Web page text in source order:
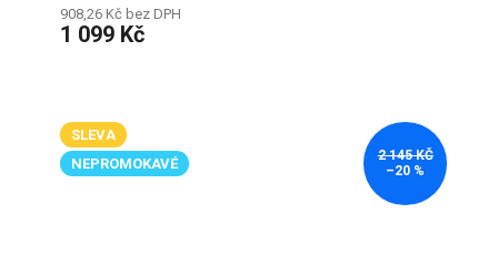
908,26 Kč bez DPH
1 099 Kč
SLEVA
NEPROMOKAVÉ
2 145 KČ
–20 %